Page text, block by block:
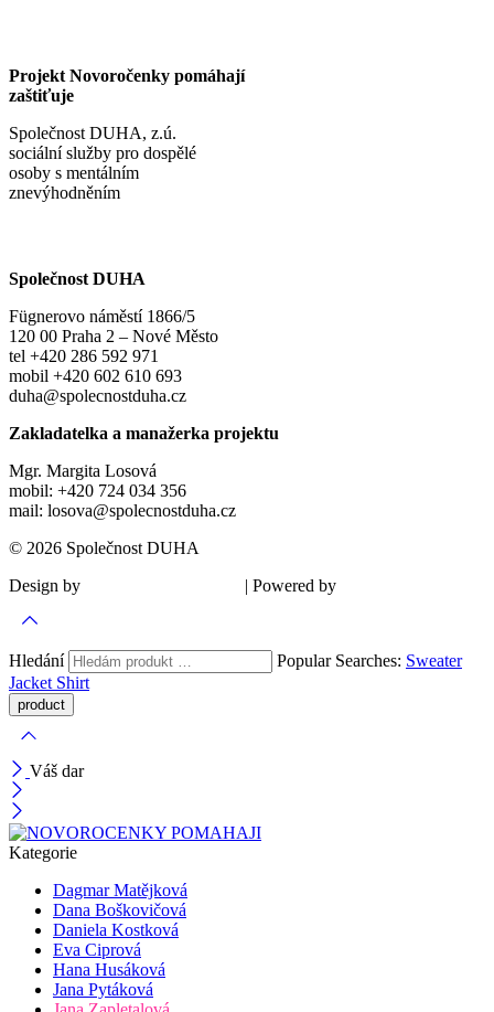
Projekt Novoročenky pomáhají
zaštiťuje
Společnost DUHA, z.ú.
sociální služby pro dospělé
osoby s mentálním
znevýhodněním
Společnost DUHA
Fügnerovo náměstí 1866/5
120 00 Praha 2 – Nové Město
tel +420 286 592 971
mobil +420 602 610 693
duha@spolecnostduha.cz
Zakladatelka a manažerka projektu
Mgr. Margita Losová
mobil: +420 724 034 356
mail: losova@spolecnostduha.cz
© 2026 Společnost DUHA
Design by
| Powered by
Hledání Popular Searches: Sweater
Jacket Shirt
Váš dar
Kategorie
Dagmar Matějková
Dana Boškovičová
Daniela Kostková
Eva Ciprová
Hana Husáková
Jana Pytáková